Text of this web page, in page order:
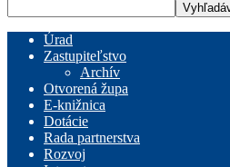
Úrad
Zastupiteľstvo
Archív
Otvorená župa
E-knižnica
Dotácie
Rada partnerstva
Rozvoj